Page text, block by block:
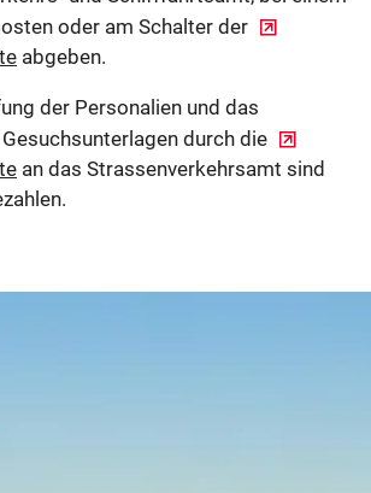
oder am Schalter der
abgeben.
der Personalien und das
durch die
an das Strassenverkehrsamt sind